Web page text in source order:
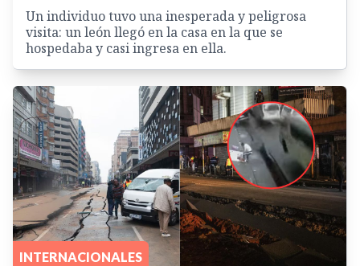
Un individuo tuvo una inesperada y peligrosa
visita: un león llegó en la casa en la que se
hospedaba y casi ingresa en ella.
INTERNACIONALES